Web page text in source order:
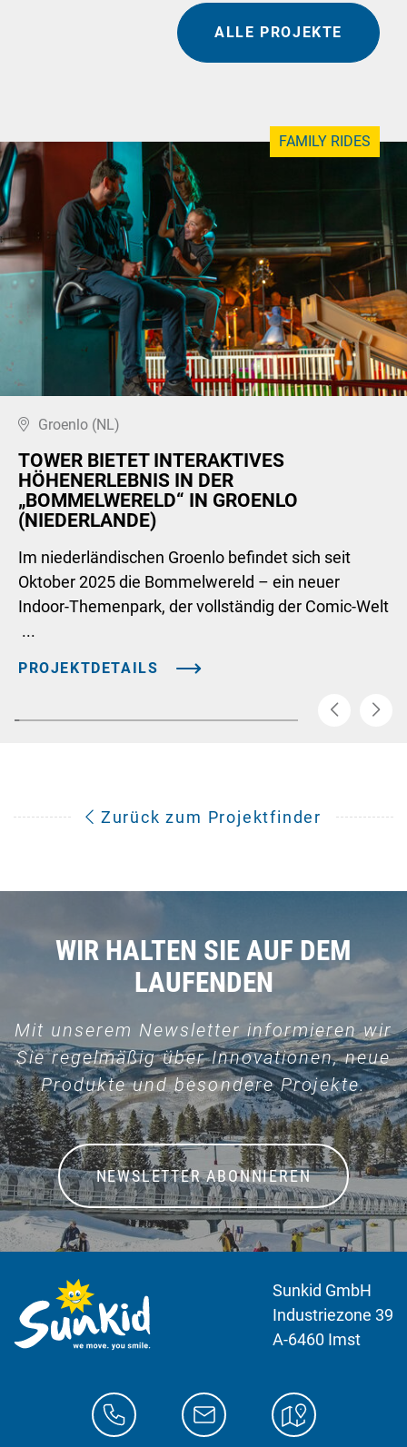
ALLE PROJEKTE
FAMILY RIDES
Groenlo (NL)
TOWER BIETET INTERAKTIVES
HÖHENERLEBNIS IN DER
„BOMMELWERELD“ IN GROENLO
(NIEDERLANDE)
Im niederländischen Groenlo befindet sich seit
Oktober 2025 die Bommelwereld – ein neuer
Indoor-Themenpark, der vollständig der Comic-Welt
...
PROJEKTDETAILS
Zurück zum Projektfinder
WIR HALTEN SIE AUF DEM
LAUFENDEN
Mit unserem Newsletter informieren wir
Sie regelmäßig über Innovationen, neue
Produkte und besondere Projekte.
NEWSLETTER ABONNIEREN
Sunkid GmbH
Industriezone 39
A-6460 Imst